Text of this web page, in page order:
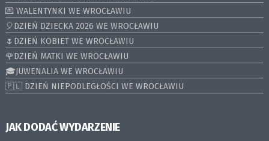
💌 WALENTYNKI WE WROCŁAWIU
🎈DZIEŃ DZIECKA 2026 WE WROCŁAWIU
🌷DZIEŃ KOBIET WE WROCŁAWIU
🌹DZIEŃ MATKI WE WROCŁAWIU
🎓JUWENALIA WE WROCŁAWIU
🇵🇱 DZIEŃ NIEPODLEGŁOŚCI WE WROCŁAWIU
JAK DODAĆ WYDARZENIE